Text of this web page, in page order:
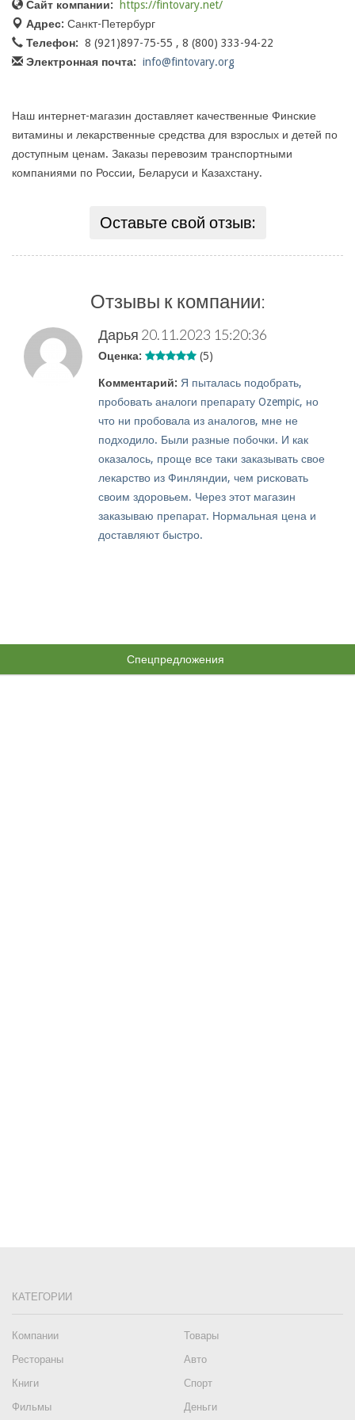
Сайт компании:
https://fintovary.net/
Адрес: Санкт-Петербург
Телефон: 8 (921)897-75-55 , 8 (800) 333-94-22
Электронная почта: info@fintovary.org
Наш интернет-магазин доставляет качественные Финские
витамины и лекарственные средства для взрослых и детей по
доступным ценам. Заказы перевозим транспортными
компаниями по России, Беларуси и Казахстану.
Оставьте свой отзыв:
Отзывы к компании:
Дарья 20.11.2023 15:20:36
Оценка: (5)
Комментарий: Я пыталась подобрать,
пробовать аналоги препарату Ozempic, но
что ни пробовала из аналогов, мне не
подходило. Были разные побочки. И как
оказалось, проще все таки заказывать свое
лекарство из Финляндии, чем рисковать
своим здоровьем. Через этот магазин
заказываю препарат. Нормальная цена и
доставляют быстро.
Спецпредложения
КАТЕГОРИИ
Компании
Товары
Рестораны
Авто
Книги
Спорт
Фильмы
Деньги